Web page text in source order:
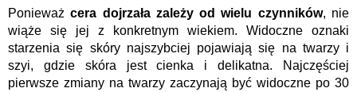
Ponieważcera dojrzała zależy od wielu czynników, nie
wiąże się jej z konkretnym wiekiem. Widoczne oznaki
starzenia się skóry najszybciej pojawiają się na twarzy i
szyi, gdzie skóra jest cienka i delikatna. Najczęściej
pierwsze zmiany na twarzy zaczynają być widoczne po 30